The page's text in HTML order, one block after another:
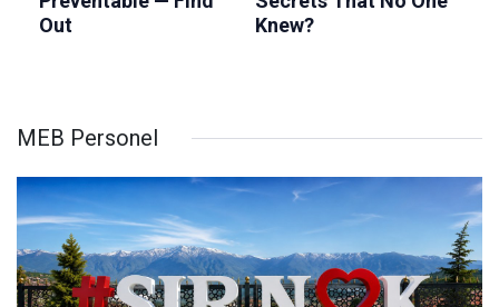
MEB Personel